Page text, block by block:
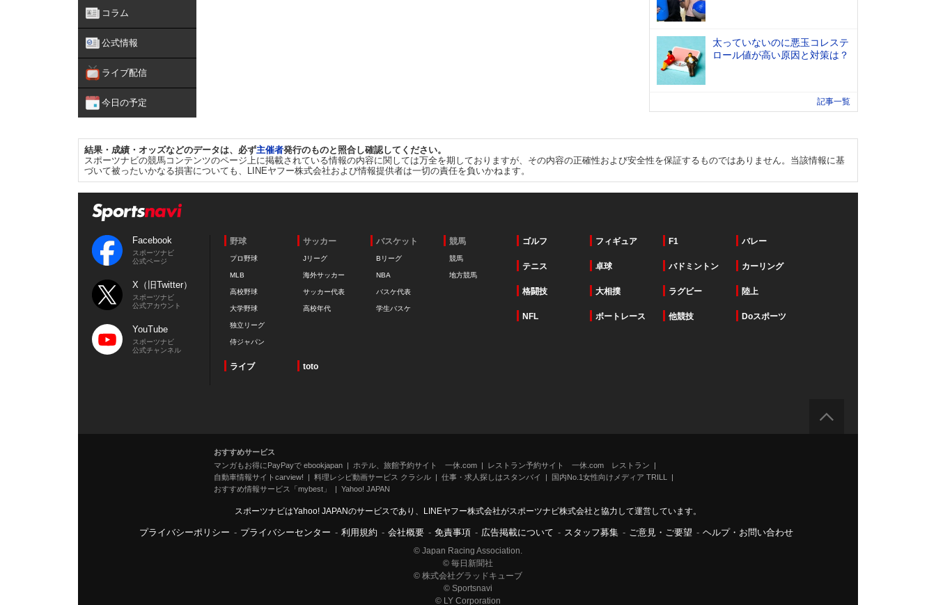
コラム
公式情報
ライブ配信
今日の予定
太っていないのに悪玉コレステ
ロール値が高い原因と対策は？
記事一覧
結果・成績・オッズなどのデータは、必ず主催者発行のものと照合し確認してください。
スポーツナビの競馬コンテンツのページ上に掲載されている情報の内容に関しては万全を期しておりますが、その内容の正確性および安全性を保証するものではありません。当該情報に基
づいて被ったいかなる損害についても、LINEヤフー株式会社および情報提供者は一切の責任を負いかねます。
Facebook
スポーツナビ
公式ページ
X（旧Twitter）
スポーツナビ
公式アカウント
YouTube
スポーツナビ
公式チャンネル
野球
プロ野球
MLB
高校野球
大学野球
独立リーグ
侍ジャパン
サッカー
Jリーグ
海外サッカー
サッカー代表
高校年代
バスケット
Bリーグ
NBA
バスケ代表
学生バスケ
競馬
競馬
地方競馬
ゴルフ フィギュア F1 バレー
テニス 卓球 バドミントン カーリング
格闘技 大相撲 ラグビー 陸上
NFL ボートレース 他競技 Doスポーツ
ライブ toto
おすすめサービス
マンガもお得にPayPayで ebookjapan
ホテル、旅館予約サイト 一休.com
レストラン予約サイト 一休.com レストラン
自動車情報サイトcarview!
料理レシピ動画サービス クラシル 仕事・求人探しはスタンバイ
国内No.1女性向けメディア TRILL
おすすめ情報サービス「mybest」
Yahoo! JAPAN
スポーツナビはYahoo! JAPANのサービスであり、LINEヤフー株式会社がスポーツナビ株式会社と協力して運営しています。
プライバシーポリシー - プライバシーセンター - 利用規約 - 会社概要 - 免責事項 - 広告掲載について - スタッフ募集 - ご意見・ご要望 - ヘルプ・お問い合わせ
© Japan Racing Association.
© 毎日新聞社
© 株式会社グラッドキューブ
© Sportsnavi
© LY Corporation